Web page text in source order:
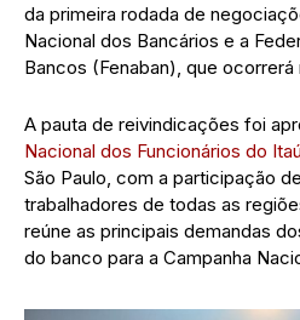
da primeira rodada de
Nacional dos Bancários e a
Bancos (Fenaban), que ocorrerá
A pauta de reivindicações foi
Nacional dos Funcionários do
São Paulo, com a participação
trabalhadores de todas as
reúne as principais demandas
do banco para a Campanha